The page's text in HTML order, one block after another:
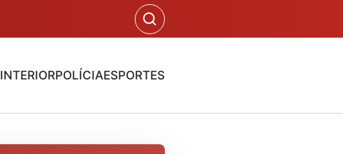
INTERIORPOLÍCIAESPORTES